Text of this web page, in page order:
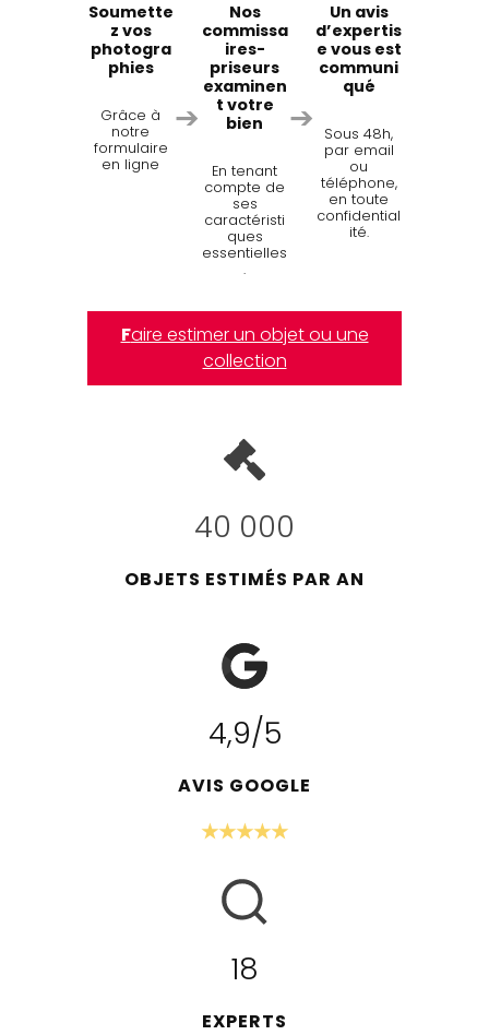
Soumette
z vos
photogra
phies
Grâce à
notre
formulaire
en ligne
➔
Nos
commissa
ires-
priseurs
examinen
t votre
bien
En tenant
compte de
ses
caractéristi
ques
essentielles
.
➔
Un avis
d’expertis
e vous est
communi
qué
Sous 48h,
par email
ou
téléphone,
en toute
confidential
ité.
Faire estimer un objet ou une
collection
40 000
OBJETS ESTIMÉS PAR AN
4,94.9
/5
AVIS GOOGLE
★★★★★
18
EXPERTS